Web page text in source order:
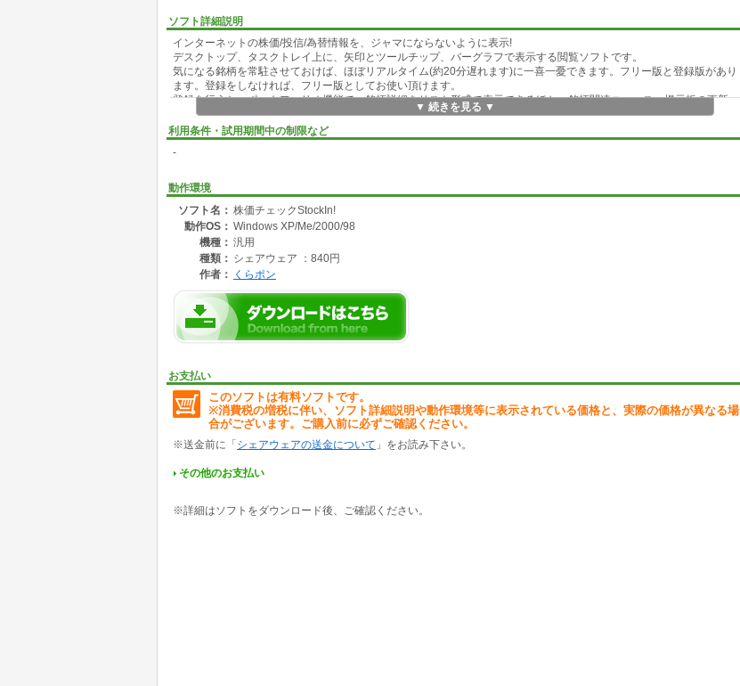
ソフト詳細説明
インターネットの株価/投信/為替情報を、ジャマにならないように表示!
デスクトップ、タスクトレイ上に、矢印とツールチップ、バーグラフで表示する閲覧ソフトです。
気になる銘柄を常駐させておけば、ほぼリアルタイム(約20分遅れます)に一喜一憂できます。フリー版と登録版があり
ます。登録をしなければ、フリー版としてお使い頂けます。
登録を行うと、ポートフォリオ機能で、銘柄詳細をリスト形式で表示できるほか、銘柄関連ニュース、掲示板の更新
を、アイコンでお知らせすることができます。
ポートフォリオ等の表示項目は、かなり多くの表示をカスタマイズ可能となっています。また、矢印のアイコンはスキ
ンに対応しており、デザインを自由に変更することができます。
詳しい説明は、ホームページ http://www.cma.jp/stockin/ へ。
▼ 続きを見る ▼
利用条件・試用期間中の制限など
-
動作環境
ソフト名： 株価チェックStockIn!
動作OS： Windows XP/Me/2000/98
機種： 汎用
種類： シェアウェア ：840円
作者：
くらポン
お支払い
このソフトは有料ソフトです。
※消費税の増税に伴い、ソフト詳細説明や動作環境等に表示されている価格と、実際の価格が異なる場
合がございます。ご購入前に必ずご確認ください。
※送金前に「 シェアウェアの送金について 」をお読み下さい。
その他のお支払い
※詳細はソフトをダウンロード後、ご確認ください。